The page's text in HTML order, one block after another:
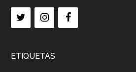
ETIQUETAS